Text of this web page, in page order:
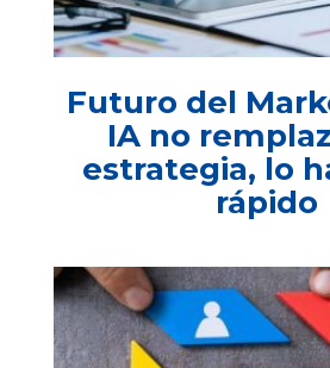
Futuro del
IA no
estrategia, lo
rápido